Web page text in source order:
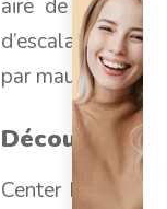
aire de jeux
d’escalade et
par mauvais
Découvrir
Center Parcs